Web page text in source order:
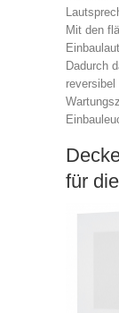
Mit den
Dadurch
für